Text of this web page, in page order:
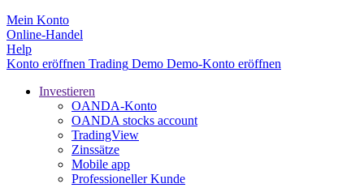
Mein Konto
Online-Handel
Help
Konto eröffnen Trading Demo Demo-Konto eröffnen
Investieren
OANDA-Konto
OANDA stocks account
TradingView
Zinssätze
Mobile app
Professioneller Kunde